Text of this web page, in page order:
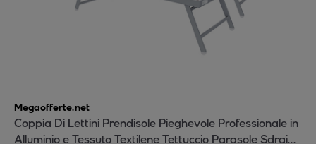
Megaofferte.net
Coppia Di Lettini Prendisole Pieghevole Professionale in
Alluminio e Tessuto Textilene Tettuccio Parasole Sdraio